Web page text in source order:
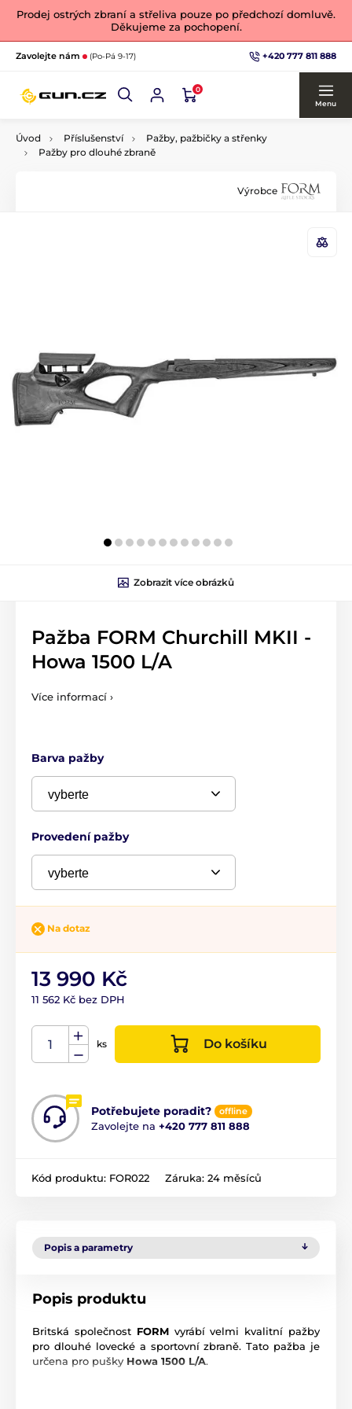
Prodej ostrých zbraní a střeliva pouze po předchozí domluvě.
Děkujeme za pochopení.
Zavolejte nám (Po-Pá 9-17) +420 777 811 888
0
Menu
Úvod Příslušenství
Pažby, pažbičky a střenky
Pažby pro dlouhé zbraně
Výrobce
Zobrazit více obrázků
Pažba FORM Churchill MKII -
Howa 1500 L/A
Více informací ›
Barva pažby
Provedení pažby
Na dotaz
13 990 Kč
11 562 Kč bez DPH
ks Do košíku
Potřebujete poradit? offline
Zavolejte na +420 777 811 888
Kód produktu: FOR022 Záruka: 24 měsíců
Popis a parametry
Popis produktu
Britská společnost FORMvyrábí velmi kvalitní pažby
pro dlouhé lovecké a sportovní zbraně. Tato pažba je
určena pro pušky Howa 1500 L/A.